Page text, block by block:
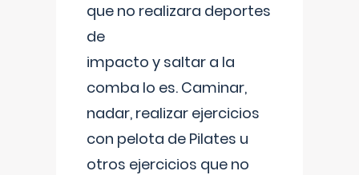
que no realizara deportes
de
impacto y saltar a la
comba lo es. Caminar,
nadar, realizar ejercicios
con pelota de Pilates u
otros ejercicios que no